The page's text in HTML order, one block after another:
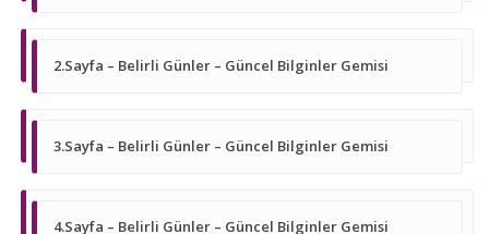
2.Sayfa – Belirli Günler – Güncel Bilginler Gemisi
3.Sayfa – Belirli Günler – Güncel Bilginler Gemisi
4.Sayfa – Belirli Günler – Güncel Bilginler Gemisi